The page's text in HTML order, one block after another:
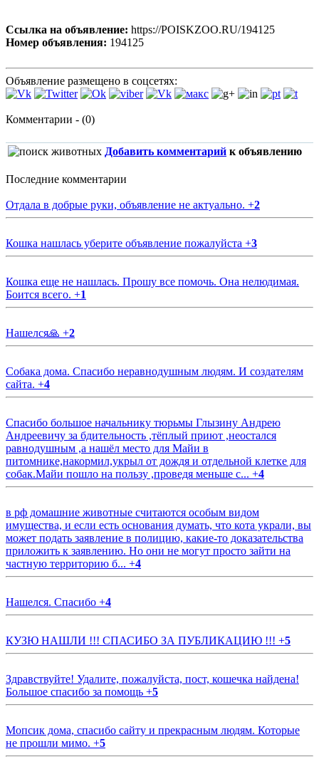
Ссылка на объявление: https://POISKZOO.RU/194125
Номер объявления: 194125
Объявление размещено в соцсетях:
Комментарии - (0)
Добавить комментарий к объявлению
Последние комментарии
Отдала в добрые руки, объявление не актуально. +2
Кошка нашлась уберите объявление пожалуйста +3
Кошка еще не нашлась. Прошу все помочь. Она нелюдимая.
Боится всего. +1
Нашелся🙏 +2
Собака дома. Спасибо неравнодушным людям. И создателям
сайта. +4
Спасибо большое начальнику тюрьмы Глызину Андрею
Андреевичу за бдительность ,тёплый приют ,неостался
равнодушным ,а нашёл место для Майи в
питомнике,накормил,укрыл от дождя и отдельной клетке для
собак.Майи пошло на пользу ,проведя меньше с... +4
в рф домашние животные считаются особым видом
имущества, и если есть основания думать, что кота украли, вы
может подать заявление в полицию, какие-то доказательства
приложить к заявлению. Но они не могут просто зайти на
частную территорию б... +4
Нашелся. Спасибо +4
КУЗЮ НАШЛИ !!! СПАСИБО ЗА ПУБЛИКАЦИЮ !!! +5
Здравствуйте! Удалите, пожалуйста, пост, кошечка найдена!
Большое спасибо за помощь +5
Мопсик дома, спасибо сайту и прекрасным людям. Которые
не прошли мимо. +5